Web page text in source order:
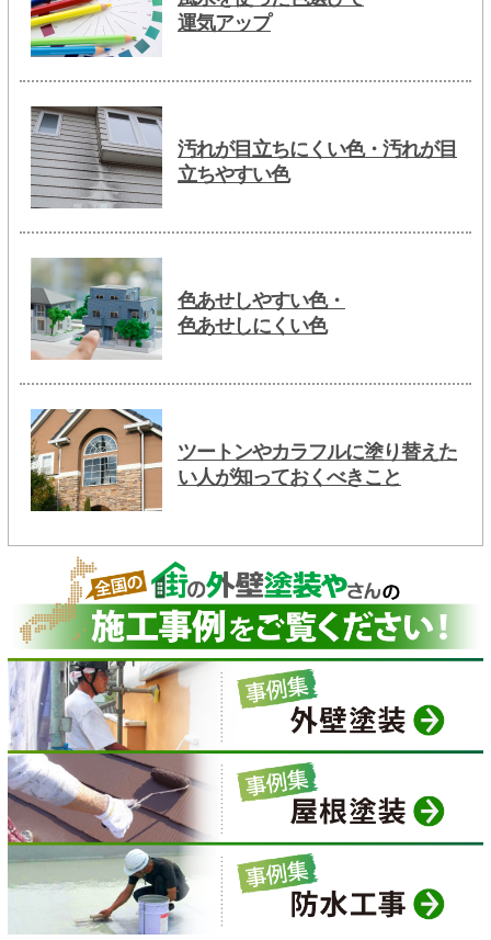
運気アップ
汚れが目立ちにくい色・汚れが目
立ちやすい色
色あせしやすい色・
色あせしにくい色
ツートンやカラフルに塗り替えた
い人が知っておくべきこと